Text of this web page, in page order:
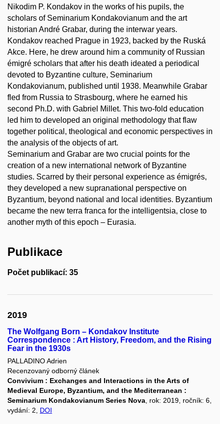
Nikodim P. Kondakov in the works of his pupils, the
scholars of Seminarium Kondakovianum and the art
historian André Grabar, during the interwar years.
Kondakov reached Prague in 1923, backed by the Ruská
Akce. Here, he drew around him a community of Russian
émigré scholars that after his death ideated a periodical
devoted to Byzantine culture, Seminarium
Kondakovianum, published until 1938. Meanwhile Grabar
fled from Russia to Strasbourg, where he earned his
second Ph.D. with Gabriel Millet. This two-fold education
led him to developed an original methodology that flaw
together political, theological and economic perspectives in
the analysis of the objects of art.
Seminarium and Grabar are two crucial points for the
creation of a new international network of Byzantine
studies. Scarred by their personal experience as émigrés,
they developed a new supranational perspective on
Byzantium, beyond national and local identities. Byzantium
became the new terra franca for the intelligentsia, close to
another myth of this epoch – Eurasia.
Publikace
Počet publikací: 35
2019
The Wolfgang Born – Kondakov Institute
Correspondence : Art History, Freedom, and the Rising
Fear in the 1930s
PALLADINO Adrien
Recenzovaný odborný článek
Convivium : Exchanges and Interactions in the Arts of
Medieval Europe, Byzantium, and the Mediterranean :
Seminarium Kondakovianum Series Nova , rok: 2019, ročník: 6,
vydání: 2, DOI